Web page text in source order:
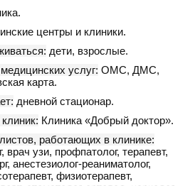
центры и клиники.
дети, взрослые.
услуг: ОМС, ДМС,
карта.
дневной стационар.
Клиника «Добрый доктор».
работающих в клинике:
врач узи, профпатолог, терапевт,
анестезиолог-реаниматолог,
физиотерапевт,